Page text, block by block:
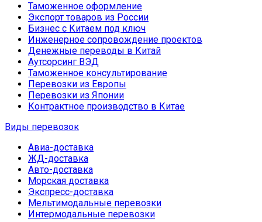
Таможенное оформление
Экспорт товаров из России
Бизнес с Китаем под ключ
Инженерное сопровождение проектов
Денежные переводы в Китай
Аутсорсинг ВЭД
Таможенное консультирование
Перевозки из Европы
Перевозки из Японии
Контрактное производство в Китае
Виды перевозок
Авиа-доставка
ЖД-доставка
Авто-доставка
Морская доставка
Экспресс-доставка
Мельтимодальные перевозки
Интермодальные перевозки